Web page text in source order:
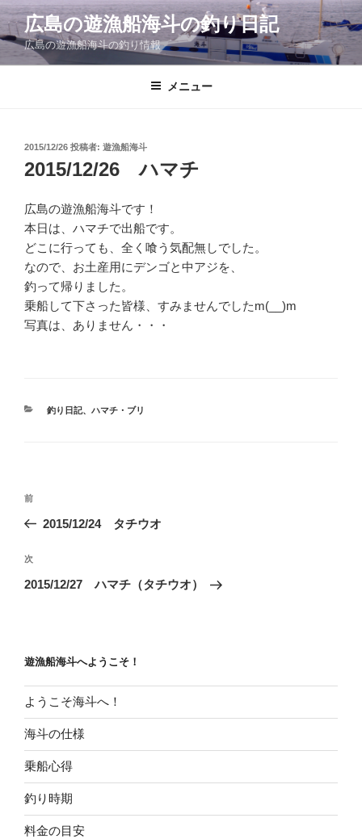
コ
ン
ン
広島の遊漁船海斗の釣り日記
広島の遊漁船海斗の釣り情報
メニュー
投
稿
日:
2015/12/26 投稿者: 遊漁船海斗
2015/12/26 ハマチ
広島の遊漁船海斗です！
本日は、ハマチで出船です。
どこに行っても、全く喰う気配無しでした。
なので、お土産用にデンゴと中アジを、
釣って帰りました。
乗船して下さった皆様、すみませんでしたm(__)m
写真は、ありません・・・
カ
釣り日記、 ハマチ・ブリ
投
ビ
ゲ
ン
前
の
稿
前
2015/12/24 タチウオ
次
の
次
2015/12/27 ハマチ（タチウオ）
遊漁船海斗へようこそ！
ようこそ海斗へ！
海斗の仕様
乗船心得
釣り時期
料金の目安